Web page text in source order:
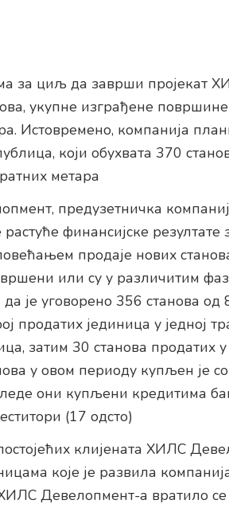
за циљ да заврши пројекат
укупне изграђене
Истовремено, компанија
који обухвата 370
метара
предузетничка
финансијске резултате
продаје нових
или су у различитим
је уговорено 356 станова од
продатих јединица у једној
затим 30 станова продатих
у овом периоду купљен је
они купљени кредитима
(17 одсто)
клијената ХИЛС
које је развила
Девелопмент-а вратило се